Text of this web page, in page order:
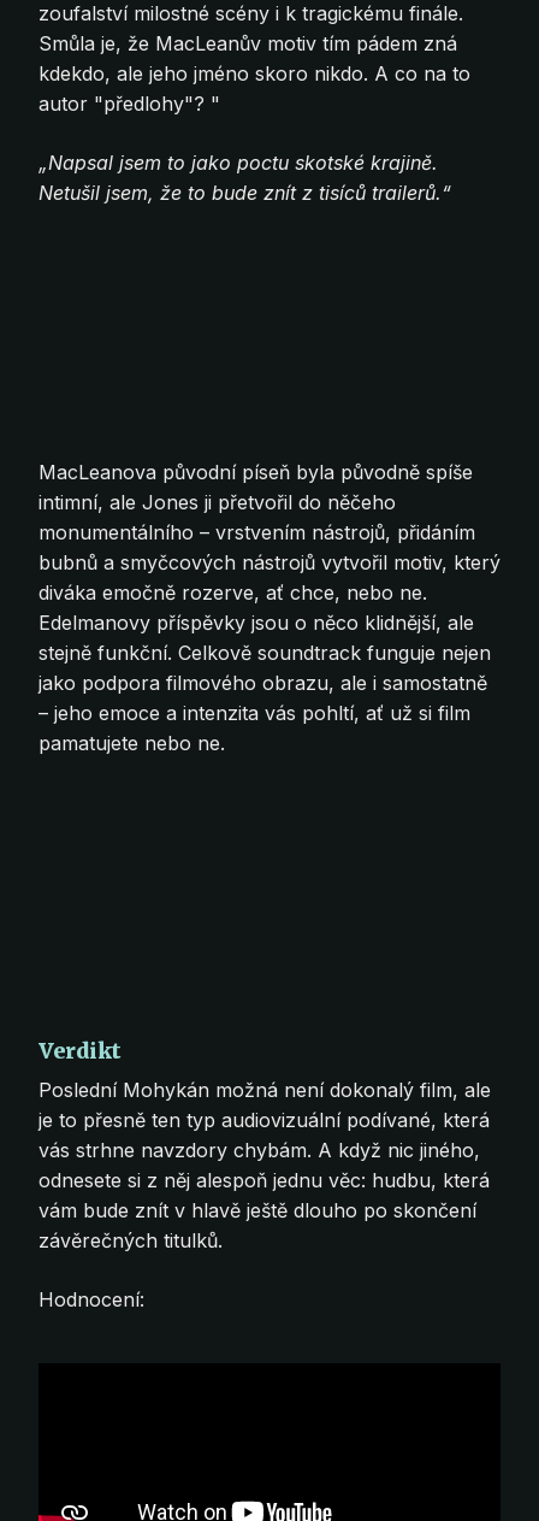
zoufalství milostné scény i k tragickému finále.
Smůla je, že MacLeanův motiv tím pádem zná
kdekdo, ale jeho jméno skoro nikdo. A co na to
autor "předlohy"? "
„Napsal jsem to jako poctu skotské krajině.
Netušil jsem, že to bude znít z tisíců trailerů.“
MacLeanova původní píseň byla původně spíše
intimní, ale Jones ji přetvořil do něčeho
monumentálního – vrstvením nástrojů, přidáním
bubnů a smyčcových nástrojů vytvořil motiv, který
diváka emočně rozerve, ať chce, nebo ne.
Edelmanovy příspěvky jsou o něco klidnější, ale
stejně funkční. Celkově soundtrack funguje nejen
jako podpora filmového obrazu, ale i samostatně
– jeho emoce a intenzita vás pohltí, ať už si film
pamatujete nebo ne.
Verdikt
Poslední Mohykán možná není dokonalý film, ale
je to přesně ten typ audiovizuální podívané, která
vás strhne navzdory chybám. A když nic jiného,
odnesete si z něj alespoň jednu věc: hudbu, která
vám bude znít v hlavě ještě dlouho po skončení
závěrečných titulků.
Hodnocení: